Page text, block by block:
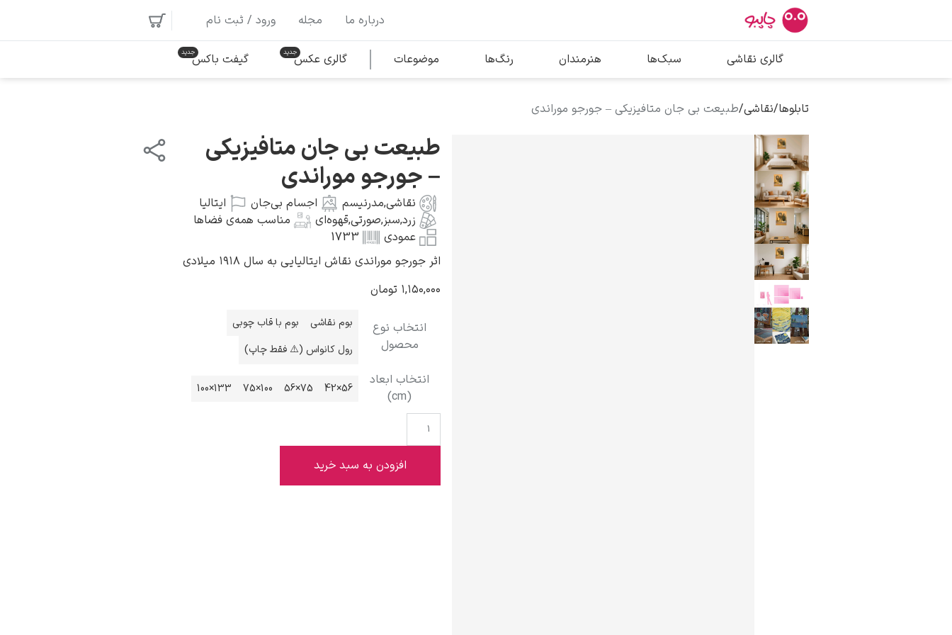
بیشترین جستجوها
پیکاسو
سالوادور دالی
محبوب‌ترین هنرمندان
درباره ما مجله ورود / ثبت نام
گالری نقاشی سبک‌ها هنرمندان رنگ‌ها موضوعات گالری عکس گیفت باکس
تابلوها/نقاشی/طبیعت بی جان متافیزیکی – جورجو موراندی
طبیعت بی جان متافیزیکی
– جورجو موراندی
نقاشی,مدرنیسم اجسام بی‌جان
ایتالیا
زرد,سبز,صورتی,قهوه‌ای
مناسب همه‌ی فضاها
عمودی
1733
اثر جورجو موراندی نقاش ایتالیایی به سال ۱۹۱۸ میلادی
۱,۱۵۰,۰۰۰ تومان
انتخاب نوع
محصول
بوم نقاشی
بوم با قاب چوبی
رول کانواس (⚠️ فقط چاپ)
انتخاب ابعاد
(cm)
56×42
75×56
100×75
133×100
افزودن به سبد خرید